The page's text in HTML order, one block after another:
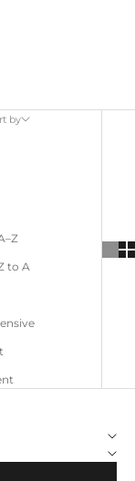
by
to A